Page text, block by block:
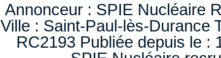
Annonceur : SPIE Nucléaire
Ville : Saint-Paul-lès-Durance
RC2193 Publiée depuis le :